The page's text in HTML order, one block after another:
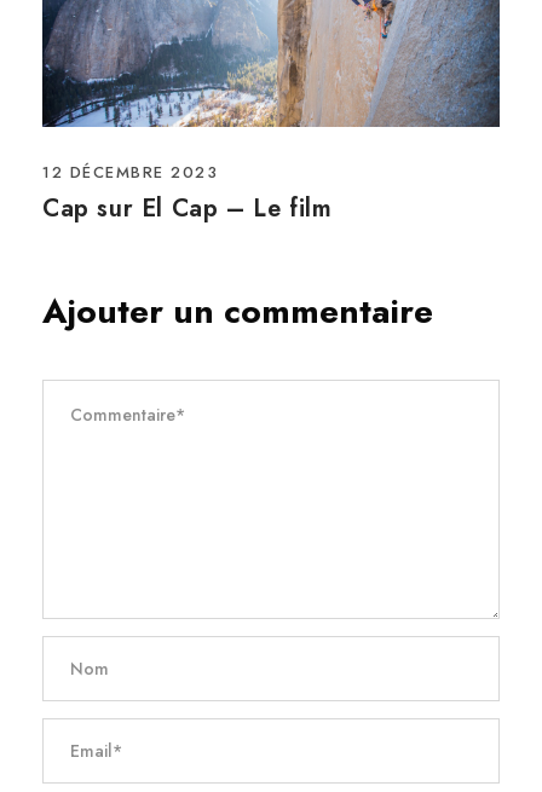
12 DÉCEMBRE 2023
Cap sur El Cap – Le film
Ajouter un commentaire